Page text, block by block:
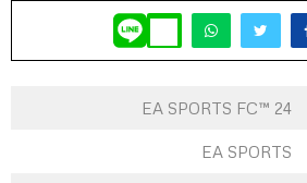
EA SPORTS FC™ 24
EA SPORTS